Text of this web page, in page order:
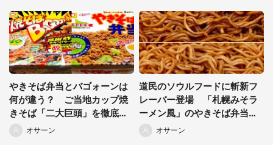
都道府選択
やきそば弁当とバゴォーンは
何が違う？ ご当地カップ焼
きそば「二大巨頭」を徹底比
較
オサーン
道民のソウルフードに斬新フ
レーバー登場 「札幌みそラ
ーメン風」のやきそば弁当っ
て、一体どんな味？
オサーン